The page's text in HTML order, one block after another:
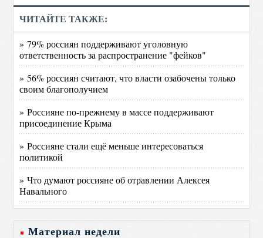
ЧИТАЙТЕ ТАКЖЕ:
» 79% россиян поддерживают уголовную
ответственность за распространение "фейков"
» 56% россиян считают, что власти озабочены только
своим благополучием
» Россияне по-прежнему в массе поддерживают
присоединение Крыма
» Россияне стали ещё меньше интересоваться
политикой
» Что думают россияне об отравлении Алексея
Навального
Материал недели